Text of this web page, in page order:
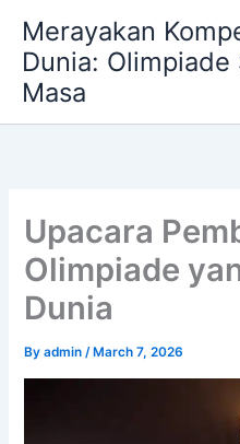
content
Merayakan
Dunia: Olimpiade
Masa
Upacara
Olimpiade
Dunia
Byadmin/ March 7, 2026